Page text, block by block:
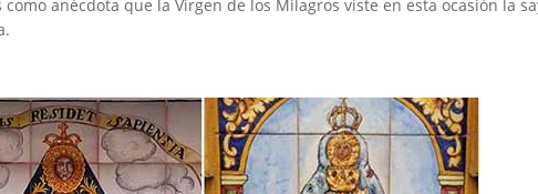
anécdota que la Virgen de los Milagros viste en esta ocasión la